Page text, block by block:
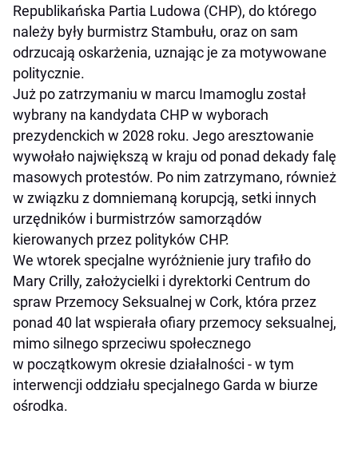
Republikańska Partia Ludowa (CHP), do którego
należy były burmistrz Stambułu, oraz on sam
odrzucają oskarżenia, uznając je za motywowane
politycznie.
Już po zatrzymaniu w marcu Imamoglu został
wybrany na kandydata CHP w wyborach
prezydenckich w 2028 roku. Jego aresztowanie
wywołało największą w kraju od ponad dekady falę
masowych protestów. Po nim zatrzymano, również
w związku z domniemaną korupcją, setki innych
urzędników i burmistrzów samorządów
kierowanych przez polityków CHP.
We wtorek specjalne wyróżnienie jury trafiło do
Mary Crilly, założycielki i dyrektorki Centrum do
spraw Przemocy Seksualnej w Cork, która przez
ponad 40 lat wspierała ofiary przemocy seksualnej,
mimo silnego sprzeciwu społecznego
w początkowym okresie działalności - w tym
interwencji oddziału specjalnego Garda w biurze
ośrodka.